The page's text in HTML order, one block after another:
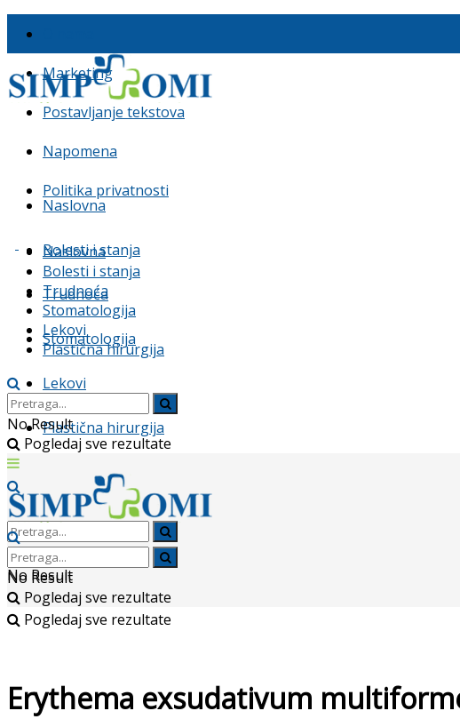
Marketing
Postavljanje tekstova
Napomena
Politika privatnosti
Naslovna
Bolesti i stanja
Trudnoća
Stomatologija
Lekovi
Plastična hirurgija
No Result
Pogledaj sve rezultate
Naslovna
Bolesti i stanja
Trudnoća
Stomatologija
Lekovi
Plastična hirurgija
No Result
Pogledaj sve rezultate
No Result
Pogledaj sve rezultate
Erythema exsudativum